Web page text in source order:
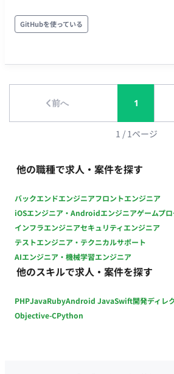
として、アーキテクチャの設計から移行
までを一気通貫で牽引いただきます。 将
ジニアの知見を活かして業務システム領
し、開発・保守の中核人材へ成⾧できる
に柔軟に設計させていただきます。 ・基
装・コードレビュー、テスト設計、移行
の工程を 主導 ・Azure／MS365 を前提と
ワークロードの移行計画策定（段階移行
低減策） ・チームリーダーとしての進捗
（PM）としての全体統括を期待 ・メンバ
育計画の策定と実行（設計思考、レビュ
着） 他 ■システム 現行:主にIIJ社のIaaSサービス上に構築した
サービス群 ↓ 更改:MS Azure/MS 365を
働き方 ・稼働量：正社員：週5日 / 業務委
可能 ・リモート稼働：一部リモート（原
慮が可能です）
GitHubを使っている
前へ 1
1 / 1ページ
他の職種で求人・案件を探す
バックエンドエンジニアフロントエンジニア
iOSエンジニア・Androidエンジニアゲームプ
インフラエンジニアセキュリティエンジニア
テストエンジニア・テクニカルサポート
AIエンジニア・機械学習エンジニア
他のスキルで求人・案件を探す
PHPJavaRubyAndroid JavaSwift開発ディレ
Objective-CPython